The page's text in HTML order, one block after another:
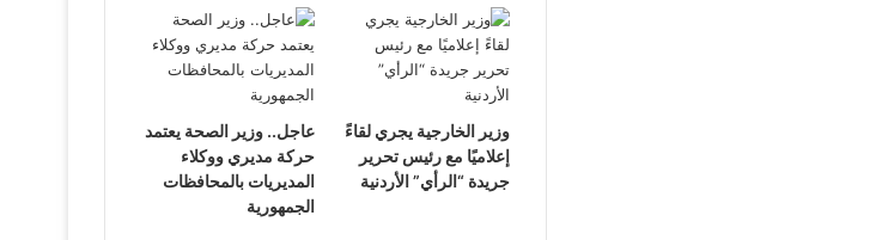
وزير الخارجية يجري لقاءً
إعلاميًا مع رئيس تحرير
جريدة “الرأي” الأردنية
عاجل.. وزير الصحة يعتمد
حركة مديري ووكلاء
المديريات بالمحافظات
الجمهورية